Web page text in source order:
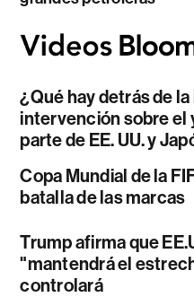
¿Qué hay detrás de
intervención sobre el
parte de EE. UU. y
Copa Mundial de la
batalla de las marcas
Trump afirma que
"mantendrá el
controlará